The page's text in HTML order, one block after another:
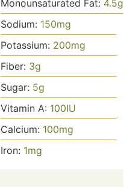
Monounsaturated Fat: 4.5g
Sodium: 150mg
Potassium: 200mg
Fiber: 3g
Sugar: 5g
Vitamin A: 100IU
Calcium: 100mg
Iron: 1mg